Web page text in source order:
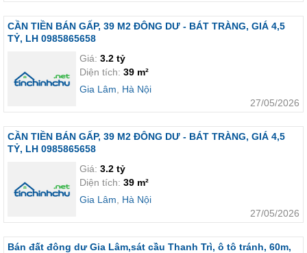
CẦN TIỀN BÁN GẤP, 39 M2 ĐÔNG DƯ - BÁT TRÀNG, GIÁ 4,5
TỶ, LH 0985865658
Giá: 3.2 tỷ
Diện tích: 39 m²
Gia Lâm
Hà Nội
27/05/2026
CẦN TIỀN BÁN GẤP, 39 M2 ĐÔNG DƯ - BÁT TRÀNG, GIÁ 4,5
TỶ, LH 0985865658
Giá: 3.2 tỷ
Diện tích: 39 m²
Gia Lâm
Hà Nội
27/05/2026
Bán đất đông dư Gia Lâm,sát cầu Thanh Trì, ô tô tránh, 60m,